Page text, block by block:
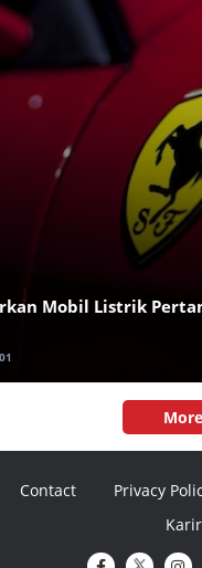
Mobil Listrik
More
Contact Privacy
Karir